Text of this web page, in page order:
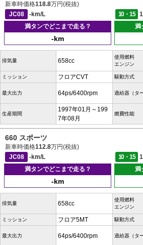
新車時価格118.8万円(税抜)
JC08
-km/L 10・15
満タンでどこまで走る？
-km
満
排気量 658cc
使用燃料
エンジン
ミッション フロアCVT 駆動方式
最大出力 64ps/6400rpm 過給器（タ
生産期間
1997年01月～199
7年08月
燃費性能
660 スポーツ
新車時価格112.8万円(税抜)
JC08
-km/L 10・15
満タンでどこまで走る？
-km
満
排気量 658cc
使用燃料
エンジン
ミッション フロア5MT 駆動方式
最大出力 64ps/6400rpm 過給器（タ